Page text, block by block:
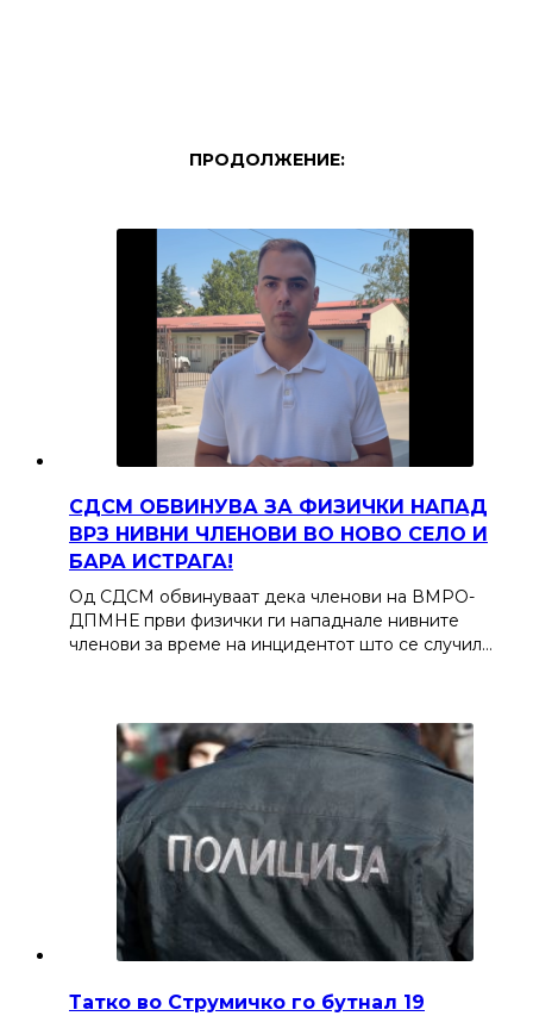
ПРОДОЛЖЕНИЕ:
СДСМ ОБВИНУВА ЗА ФИЗИЧКИ НАПАД
ВРЗ НИВНИ ЧЛЕНОВИ ВО НОВО СЕЛО И
БАРА ИСТРАГА!
Од СДСМ обвинуваат дека членови на ВМРО-
ДПМНЕ први физички ги нападнале нивните
членови за време на инцидентот што се случил…
Татко во Струмичко го бутнал 19